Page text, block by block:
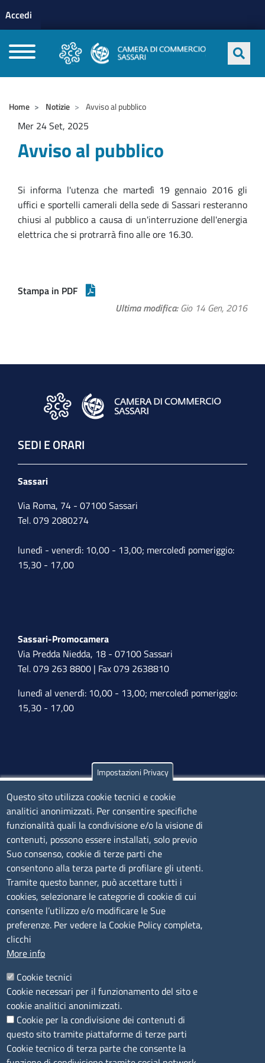
profilo utente
Accedi
Home Notizie Avviso al pubblico
Mer 24 Set, 2025
Avviso al pubblico
Si informa l'utenza che martedì 19 gennaio 2016 gli
uffici e sportelli camerali della sede di Sassari resteranno
chiusi al pubblico a causa di un'interruzione dell'energia
elettrica che si protrarrà fino alle ore 16.30.
Stampa in PDF
Ultima modifica Gio 14 Gen, 2016
SEDI E ORARI
Sassari
Via Roma, 74 - 07100 Sassari
Tel. 079 2080274
lunedì - venerdì: 10,00 - 13,00; mercoledì pomeriggio:
15,30 - 17,00
Sassari-Promocamera
Via Predda Niedda, 18 - 07100 Sassari
Tel. 079 263 8800 | Fax 079 2638810
lunedì al venerdì: 10,00 - 13,00; mercoledì pomeriggio:
15,30 - 17,00
Olbia
Via Nanni 43 - 07026 Olbia
Tel. 0789 66122 | 0789 69580
mail:ufficio.olbia@ss.camcom.it
lunedì al venerdì: 9,00 - 12,00; lunedì pomeriggio: 16,00
- 17,00
CONTATTI
Camera di Commercio, Industria, Artigianato e
Agricoltura di Sassari
P.IVA01047570906
Codice Fiscale 80000930901
Codice Univoco per le fatture elettroniche
LINK UTILI
Impostazioni Privacy
Questo sito utilizza cookie tecnici e cookie
analitici anonimizzati. Per consentire specifiche
funzionalità quali la condivisione e/o la visione di
contenuti, possono essere installati, solo previo
Suo consenso, cookie di terze parti che
consentono alla terza parte di profilare gli utenti.
Tramite questo banner, può accettare tutti i
cookies, selezionare le categorie di cookie di cui
consente l’utilizzo e/o modificare le Sue
preferenze. Per vedere la Cookie Policy completa,
clicchi
More info
Cookie tecnici
Cookie necessari per il funzionamento del sito e
cookie analitici anonimizzati.
Cookie per la condivisione dei contenuti di
questo sito tramite piattaforme di terze parti
Cookie tecnico di terza parte che consente la